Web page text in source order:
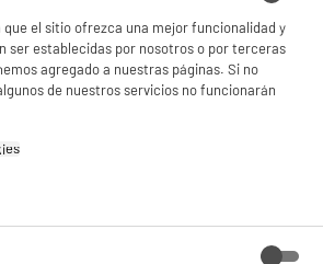
Gestionar cookies
el sitio ofrezca una mejor funcionalidad y
ser establecidas por nosotros o por terceras
agregado a nuestras páginas. Si no
de nuestros servicios no funcionarán